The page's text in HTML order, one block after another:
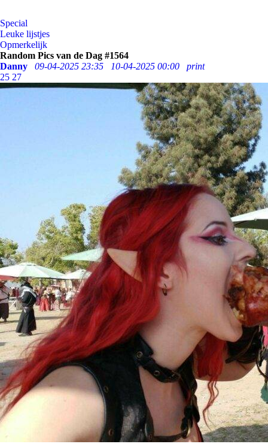
Special
Leuke lijstjes
Opmerkelijk
Random Pics van de Dag #1564
Danny
09-04-2025 23:35 10-04-2025 00:00
print
25 27